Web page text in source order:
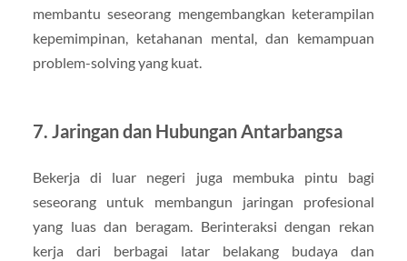
membantu seseorang mengembangkan keterampilan
kepemimpinan, ketahanan mental, dan kemampuan
problem-solving yang kuat.
7. Jaringan dan Hubungan Antarbangsa
Bekerja di luar negeri juga membuka pintu bagi
seseorang untuk membangun jaringan profesional
yang luas dan beragam. Berinteraksi dengan rekan
kerja dari berbagai latar belakang budaya dan